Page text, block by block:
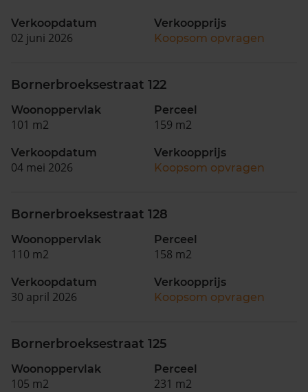
Verkoopdatum
02 juni 2026
Verkoopprijs
Koopsom opvragen
Bornerbroeksestraat 122
Woonoppervlak
101 m2
Perceel
159 m2
Verkoopdatum
04 mei 2026
Verkoopprijs
Koopsom opvragen
Bornerbroeksestraat 128
Woonoppervlak
110 m2
Perceel
158 m2
Verkoopdatum
30 april 2026
Verkoopprijs
Koopsom opvragen
Bornerbroeksestraat 125
Woonoppervlak
105 m2
Perceel
231 m2